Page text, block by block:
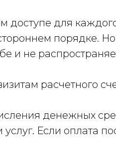
доступе для
порядке.
и не
расчетного
денежных
Если оплата